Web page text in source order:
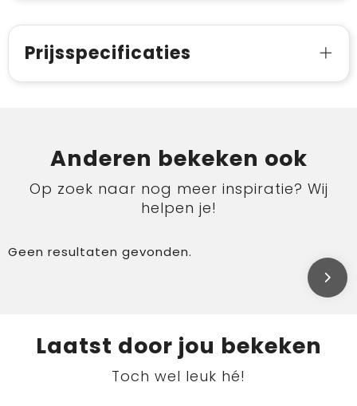
Prijsspecificaties
Anderen bekeken ook
Op zoek naar nog meer inspiratie? Wij
helpen je!
Geen resultaten gevonden.
Laatst door jou bekeken
Toch wel leuk hé!